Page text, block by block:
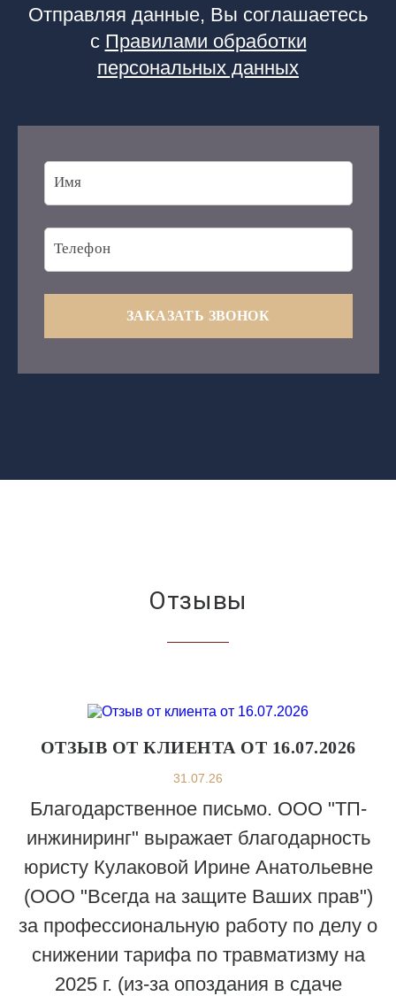
Отправляя данные, Вы соглашаетесь
с Правилами обработки
персональных данных
ЗАКАЗАТЬ ЗВОНОК
Отзывы
ОТЗЫВ ОТ КЛИЕНТА ОТ 16.07.2026
31.07.26
Благодарственное письмо. ООО "ТП-
инжиниринг" выражает благодарность
юристу Кулаковой Ирине Анатольевне
(ООО "Всегда на защите Ваших прав")
за профессиональную работу по делу о
снижении тарифа по травматизму на
2025 г. (из-за опоздания в сдаче